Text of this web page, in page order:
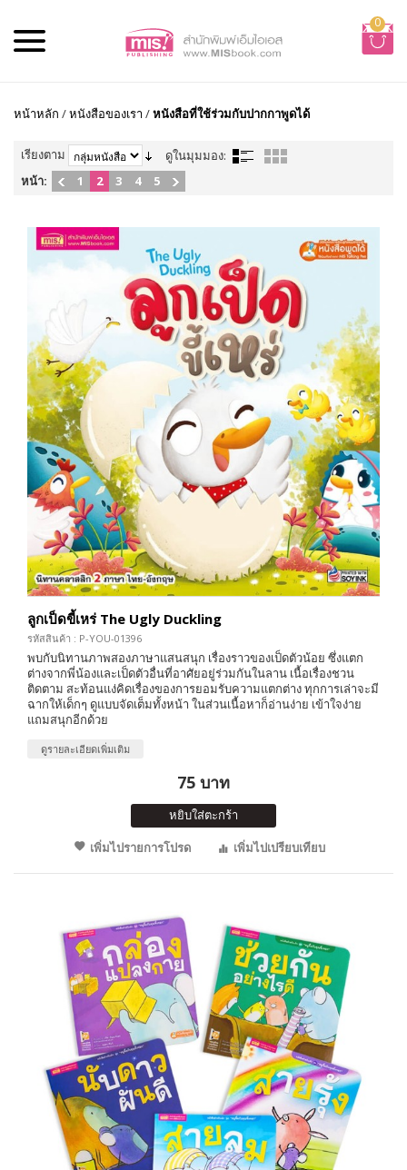
0
หน้าหลัก /หนังสือของเรา /หนังสือที่ใช้ร่วมกับปากกาพูดได้
เรียงตาม
ดูในมุมมอง:
หน้า:
1 2 3 4 5
ลูกเป็ดขี้เหร่ The Ugly Duckling
รหัสสินค้า : P-YOU-01396
พบกับนิทานภาพสองภาษาแสนสนุก เรื่องราวของเป็ดตัวน้อย ซึ่งแตก
ต่างจากพี่น้องและเป็ดตัวอื่นที่อาศัยอยู่ร่วมกันในลาน เนื้อเรื่องชวน
ติดตาม สะท้อนแง่คิดเรื่องของการยอมรับความแตกต่าง ทุกการเล่าจะมี
ฉากให้เด็กๆ ดูแบบจัดเต็มทั้งหน้า ในส่วนเนื้อหาก็อ่านง่าย เข้าใจง่าย
แถมสนุกอีกด้วย
ดูรายละเอียดเพิ่มเติม
75 บาท
หยิบใส่ตะกร้า
เพิ่มไปรายการโปรด
เพิ่มไปเปรียบเทียบ